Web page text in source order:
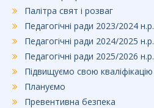
Палітра свят і розваг
Педагогічні ради 2023/2024 н.р.
Педагогічні ради 2024/2025 н.р.
Педагогічні ради 2025/2026 н.р.
Підвищуємо свою кваліфікацію
Плануємо
Превентивна безпека